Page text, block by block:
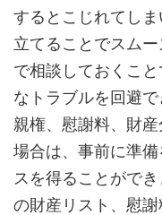
するとこじれてし
立てることでスム
で相談しておくこ
なトラブルを回避で
親権、慰謝料、財
場合は、事前に準
スを得ることがで
の財産リスト、慰